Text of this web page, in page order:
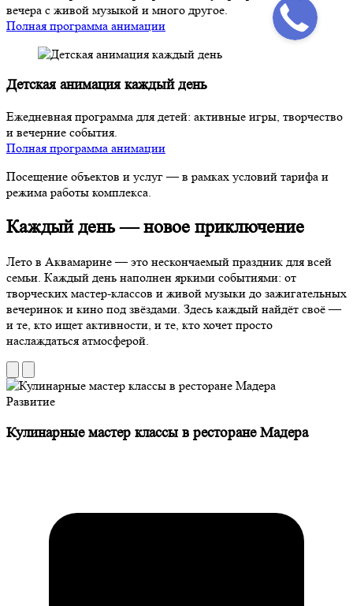
вечера с живой музыкой и много другое.
Полная программа анимации
Детская анимация каждый день
Ежедневная программа для детей: активные игры, творчество
и вечерние события.
Полная программа анимации
Посещение объектов и услуг — в рамках условий тарифа и
режима работы комплекса.
Каждый день —новое приключение
Лето в Аквамарине — это нескончаемый праздник для всей
семьи. Каждый день наполнен яркими событиями: от
творческих мастер-классов и живой музыки до зажигательных
вечеринок и кино под звёздами. Здесь каждый найдёт своё —
и те, кто ищет активности, и те, кто хочет просто
наслаждаться атмосферой.
Развитие
Кулинарные мастер классы в ресторане Мадера